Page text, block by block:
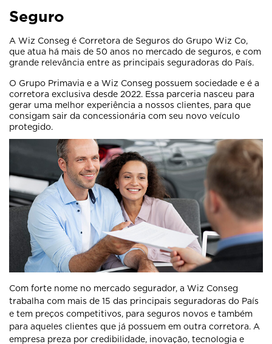
Seguro
A Wiz Conseg é Corretora de Seguros do Grupo Wiz Co,
que atua há mais de 50 anos no mercado de seguros, e com
grande relevância entre as principais seguradoras do País.
O Grupo Primavia e a Wiz Conseg possuem sociedade e é a
corretora exclusiva desde 2022. Essa parceria nasceu para
gerar uma melhor experiência a nossos clientes, para que
consigam sair da concessionária com seu novo veículo
protegido.
Com forte nome no mercado segurador, a Wiz Conseg
trabalha com mais de 15 das principais seguradoras do País
e tem preços competitivos, para seguros novos e também
para aqueles clientes que já possuem em outra corretora. A
empresa preza por credibilidade, inovação, tecnologia e